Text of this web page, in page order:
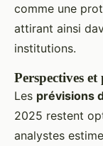
comme une
attirant ainsi
institutions.
Perspectives
Les prévisions
2025 restent
analystes